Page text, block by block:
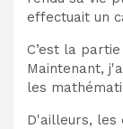
effectuait un
C’est la
Maintenant,
les
D'ailleurs, les